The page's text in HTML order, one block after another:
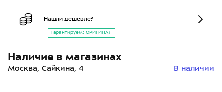
Нашли дешевле?
Гарантируем: ОРИГИНАЛ
Наличие в магазинах
Москва, Сайкина, 4 В наличии